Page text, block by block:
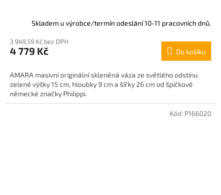
R
M
A
Skladem u výrobce/termín odeslání 10-11 pracovních dnů.
3 949,59 Kč bez DPH
4 779 Kč Do košíku
AMARA masivní originální skleněná váza ze světlého odstínu
zelené výšky 15 cm, hloubky 9 cm a šířky 26 cm od špičkové
německé značky Philippi.
Kód: P166020